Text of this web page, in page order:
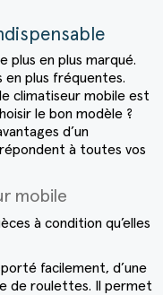
plus en plus marqué.
en plus fréquentes.
climatiseur mobile est
le bon modèle ?
d’un
à toutes vos
mobile
à condition qu’elles
facilement, d’une
de roulettes. Il permet